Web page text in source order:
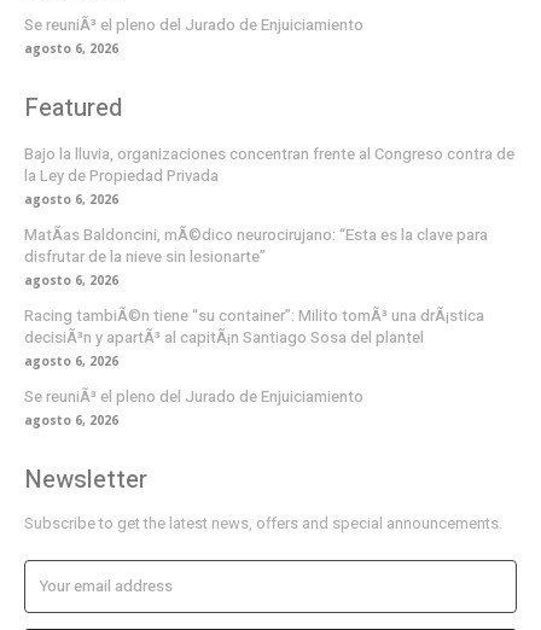
Se reuniÃ³ el pleno del Jurado de Enjuiciamiento
agosto 6, 2026
Featured
Bajo la lluvia, organizaciones concentran frente al Congreso contra de
la Ley de Propiedad Privada
agosto 6, 2026
MatÃ­as Baldoncini, mÃ©dico neurocirujano: “Esta es la clave para
disfrutar de la nieve sin lesionarte”
agosto 6, 2026
Racing tambiÃ©n tiene “su container”: Milito tomÃ³ una drÃ¡stica
decisiÃ³n y apartÃ³ al capitÃ¡n Santiago Sosa del plantel
agosto 6, 2026
Se reuniÃ³ el pleno del Jurado de Enjuiciamiento
agosto 6, 2026
Newsletter
Subscribe to get the latest news, offers and special announcements.